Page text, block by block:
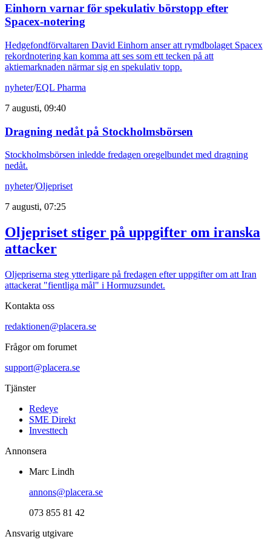
Einhorn varnar för spekulativ börstopp efter
Spacex-notering
Hedgefondförvaltaren David Einhorn anser att rymdbolaget Spacex
rekordnotering kan komma att ses som ett tecken på att
aktiemarknaden närmar sig en spekulativ topp.
nyheter/EQL Pharma
7 augusti, 09:40
Dragning nedåt på Stockholmsbörsen
Stockholmsbörsen inledde fredagen oregelbundet med dragning
nedåt.
nyheter/Oljepriset
7 augusti, 07:25
Oljepriset stiger på uppgifter om iranska
attacker
Oljepriserna steg ytterligare på fredagen efter uppgifter om att Iran
attackerat "fientliga mål" i Hormuzsundet.
Kontakta oss
redaktionen@placera.se
Frågor om forumet
support@placera.se
Tjänster
Redeye
SME Direkt
Investtech
Annonsera
Marc Lindh
annons@placera.se
073 855 81 42
Ansvarig utgivare